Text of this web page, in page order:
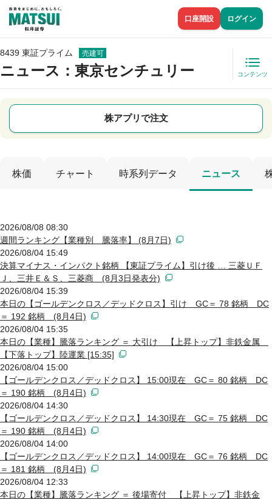
口座開設 ログイン
8439 東証プライム 売建可
ニュース ：東京センチュリー コンテンツ
株アプリで注文
株価 チャート 時系列データ ニュース
2026/08/08 08:30
週間ランキング【業種別 騰落率】 (8月7日)
2026/08/04 15:49
決算マイナス・インパクト銘柄 【東証プライム】引け後 … 三菱ＵＦ
Ｊ、三井Ｅ＆Ｓ、三菱商 (8月3日発表分)
2026/08/04 15:39
本日の【ゴールデンクロス／デッドクロス】引け GC＝ 78 銘柄 DC
＝ 192 銘柄 (8月4日)
2026/08/04 15:35
本日の【業種】騰落ランキング ＝ 大引け 【上昇トップ】非鉄金属
【下落トップ】陸運業 [15:35]
2026/08/04 15:00
【ゴールデンクロス／デッドクロス】 15:00現在 GC＝ 80 銘柄 DC
＝ 190 銘柄 (8月4日)
2026/08/04 14:30
【ゴールデンクロス／デッドクロス】 14:30現在 GC＝ 75 銘柄 DC
＝ 190 銘柄 (8月4日)
2026/08/04 14:00
【ゴールデンクロス／デッドクロス】 14:00現在 GC＝ 76 銘柄 DC
＝ 181 銘柄 (8月4日)
2026/08/04 12:33
本日の【業種】騰落ランキング ＝ 後場寄付 【上昇トップ】非鉄金